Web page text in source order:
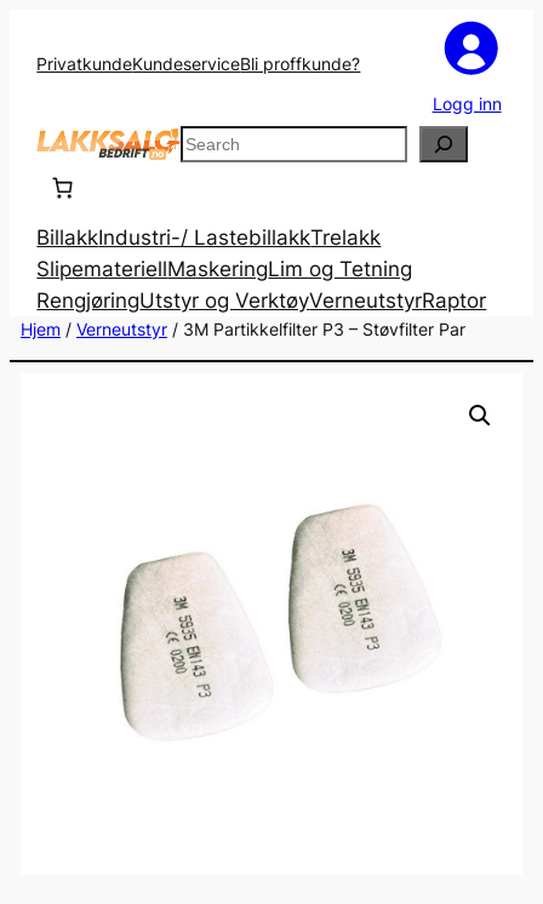
PrivatkundeKundeserviceBli proffkunde?
Logg inn
Search
BillakkIndustri-/ LastebillakkTrelakk
SlipemateriellMaskeringLim og Tetning
RengjøringUtstyr og VerktøyVerneutstyrRaptor
Hjem/ Verneutstyr/ 3M Partikkelfilter P3 – Støvfilter Par